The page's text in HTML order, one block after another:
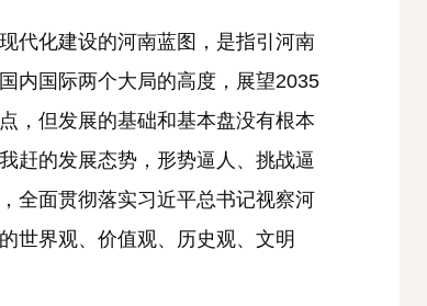
代化建设的河南蓝图，是指引河南
内国际两个大局的高度，展望2035
，但发展的基础和基本盘没有根本
赶的发展态势，形势逼人、挑战逼
全面贯彻落实习近平总书记视察河
世界观、价值观、历史观、文明